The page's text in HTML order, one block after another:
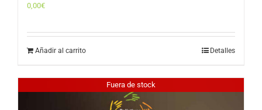
0,00€
Añadir al carrito Detalles
Fuera de stock